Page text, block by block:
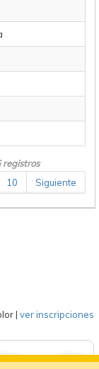
registros
10 Siguiente
| ver inscripciones